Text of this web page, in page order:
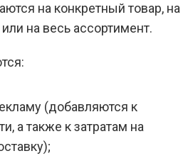
на конкретный товар, на
на весь ассортимент.
(добавляются к
а также к затратам на